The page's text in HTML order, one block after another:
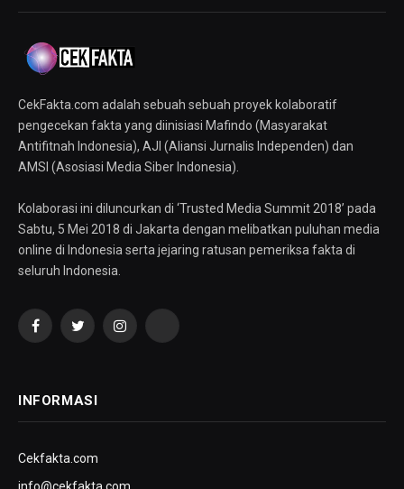
CekFakta.com adalah sebuah sebuah proyek kolaboratif
pengecekan fakta yang diinisiasi Mafindo (Masyarakat
Antifitnah Indonesia), AJI (Aliansi Jurnalis Independen) dan
AMSI (Asosiasi Media Siber Indonesia).
Kolaborasi ini diluncurkan di ‘Trusted Media Summit 2018’ pada
Sabtu, 5 Mei 2018 di Jakarta dengan melibatkan puluhan media
online di Indonesia serta jejaring ratusan pemeriksa fakta di
seluruh Indonesia.
FacebookTwitterInstagramYouTube
INFORMASI
Cekfakta.com
info@cekfakta.com